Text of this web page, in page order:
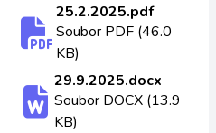
25.2.2025.pdf
Soubor PDF (46.0
KB)
29.9.2025.docx
Soubor DOCX (13.9
KB)